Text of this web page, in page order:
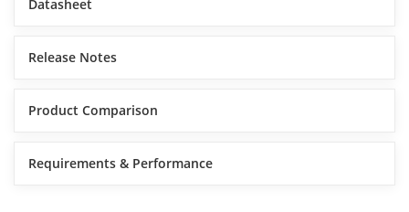
Datasheet
Release Notes
Product Comparison
Requirements & Performance